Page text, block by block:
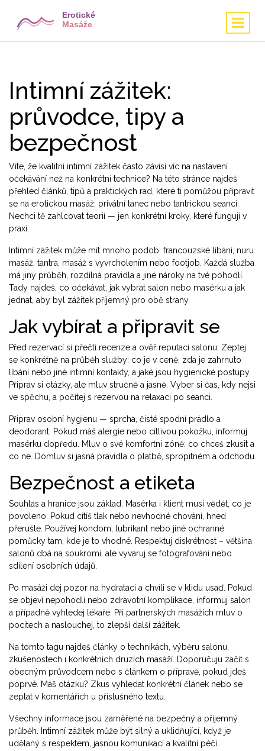
Intimní zážitek:
průvodce, tipy a
bezpečnost
Víte, že kvalitní intimní zážitek často závisí víc na nastavení
očekávání než na konkrétní technice? Na této stránce najdeš
přehled článků, tipů a praktických rad, které ti pomůžou připravit
se na erotickou masáž, privátní tanec nebo tantrickou seanci.
Nechci tě zahlcovat teorií — jen konkrétní kroky, které fungují v
praxi.
Intimní zážitek může mít mnoho podob: francouzské líbání, nuru
masáž, tantra, masáž s vyvrcholením nebo footjob. Každá služba
má jiný průběh, rozdílná pravidla a jiné nároky na tvé pohodlí.
Tady najdeš, co očekávat, jak vybrat salon nebo masérku a jak
jednat, aby byl zážitek příjemný pro obě strany.
Jak vybírat a připravit se
Před rezervací si přečti recenze a ověř reputaci salonu. Zeptej
se konkrétně na průběh služby: co je v ceně, zda je zahrnuto
líbání nebo jiné intimní kontakty, a jaké jsou hygienické postupy.
Připrav si otázky, ale mluv stručně a jasně. Vyber si čas, kdy nejsi
ve spěchu, a počítej s rezervou na relaxaci po seanci.
Připrav osobní hygienu — sprcha, čisté spodní prádlo a
deodorant. Pokud máš alergie nebo citlivou pokožku, informuj
masérku dopředu. Mluv o své komfortní zóně: co chceš zkusit a
co ne. Domluv si jasná pravidla o platbě, spropitném a odchodu.
Bezpečnost a etiketa
Souhlas a hranice jsou základ. Masérka i klient musí vědět, co je
povoleno. Pokud cítíš tlak nebo nevhodné chování, hned
přerušte. Používej kondom, lubrikant nebo jiné ochranné
pomůcky tam, kde je to vhodné. Respektuj diskrétnost – většina
salonů dbá na soukromí, ale vyvaruj se fotografování nebo
sdílení osobních údajů.
Po masáži dej pozor na hydrataci a chvíli se v klidu usaď. Pokud
se objeví nepohodlí nebo zdravotní komplikace, informuj salon
a případně vyhledej lékaře. Při partnerských masážích mluv o
pocitech a naslouchej, to zlepší další zážitek.
Na tomto tagu najdeš články o technikách, výběru salonu,
zkušenostech i konkrétních druzích masáží. Doporučuju začít s
obecným průvodcem nebo s článkem o přípravě, pokud jdeš
poprvé. Máš otázku? Zkus vyhledat konkrétní článek nebo se
zeptat v komentářích u příslušného textu.
Všechny informace jsou zaměřené na bezpečný a příjemný
průběh. Intimní zážitek může být silný a uklidňující, když je
udělaný s respektem, jasnou komunikací a kvalitní péčí.